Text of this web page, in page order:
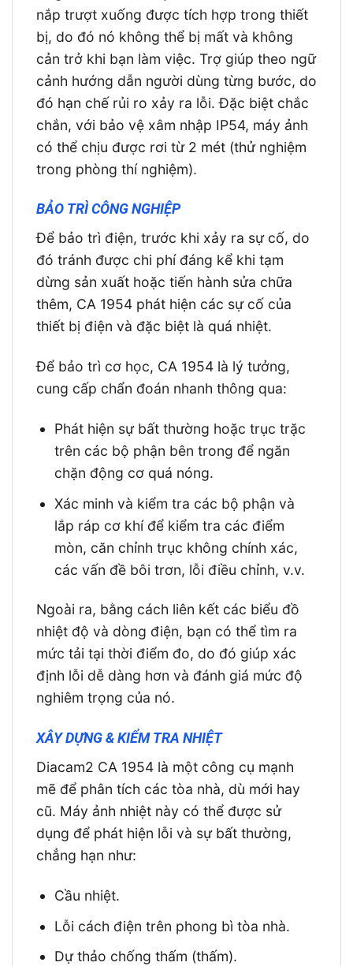
nắp trượt xuống được tích hợp trong thiết
bị, do đó nó không thể bị mất và không
cản trở khi bạn làm việc. Trợ giúp theo ngữ
cảnh hướng dẫn người dùng từng bước, do
đó hạn chế rủi ro xảy ra lỗi. Đặc biệt chắc
chắn, với bảo vệ xâm nhập IP54, máy ảnh
có thể chịu được rơi từ 2 mét (thử nghiệm
trong phòng thí nghiệm).
BẢO TRÌ CÔNG NGHIỆP
Để bảo trì điện, trước khi xảy ra sự cố, do
đó tránh được chi phí đáng kể khi tạm
dừng sản xuất hoặc tiến hành sửa chữa
thêm, CA 1954 phát hiện các sự cố của
thiết bị điện và đặc biệt là quá nhiệt.
Để bảo trì cơ học, CA 1954 là lý tưởng,
cung cấp chẩn đoán nhanh thông qua:
Phát hiện sự bất thường hoặc trục trặc
trên các bộ phận bên trong để ngăn
chặn động cơ quá nóng.
Xác minh và kiểm tra các bộ phận và
lắp ráp cơ khí để kiểm tra các điểm
mòn, căn chỉnh trục không chính xác,
các vấn đề bôi trơn, lỗi điều chỉnh, v.v.
Ngoài ra, bằng cách liên kết các biểu đồ
nhiệt độ và dòng điện, bạn có thể tìm ra
mức tải tại thời điểm đo, do đó giúp xác
định lỗi dễ dàng hơn và đánh giá mức độ
nghiêm trọng của nó.
XÂY DỰNG & KIỂM TRA NHIỆT
Diacam2 CA 1954 là một công cụ mạnh
mẽ để phân tích các tòa nhà, dù mới hay
cũ. Máy ảnh nhiệt này có thể được sử
dụng để phát hiện lỗi và sự bất thường,
chẳng hạn như:
Cầu nhiệt.
Lỗi cách điện trên phong bì tòa nhà.
Dự thảo chống thấm (thấm).